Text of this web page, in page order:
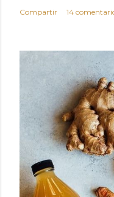
Compartir 14